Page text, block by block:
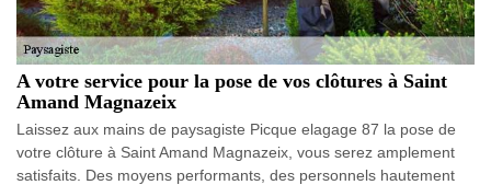
A votre service pour la pose de vos clôtures à Saint
Amand Magnazeix
Laissez aux mains de paysagiste Picque elagage 87 la pose de
votre clôture à Saint Amand Magnazeix, vous serez amplement
satisfaits. Des moyens performants, des personnels hautement